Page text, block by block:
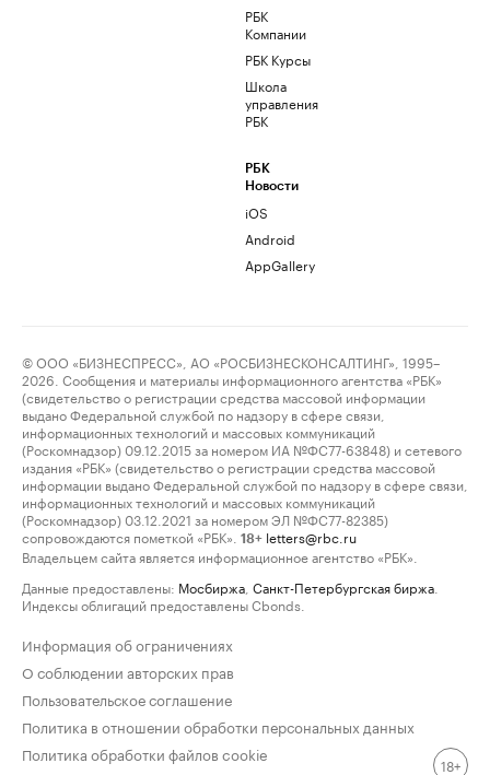
РБК
Компании
РБК Курсы
Школа
управления
РБК
РБК
Новости
iOS
Android
AppGallery
© ООО «БИЗНЕСПРЕСС», АО «РОСБИЗНЕСКОНСАЛТИНГ», 1995–
2026. Сообщения и материалы информационного агентства «РБК»
(свидетельство о регистрации средства массовой информации
выдано Федеральной службой по надзору в сфере связи,
информационных технологий и массовых коммуникаций
(Роскомнадзор) 09.12.2015 за номером ИА №ФС77-63848) и сетевого
издания «РБК» (свидетельство о регистрации средства массовой
информации выдано Федеральной службой по надзору в сфере связи,
информационных технологий и массовых коммуникаций
(Роскомнадзор) 03.12.2021 за номером ЭЛ №ФС77-82385)
сопровождаются пометкой «РБК».
18+ letters@rbc.ru
Владельцем сайта является информационное агентство «РБК».
Данные предоставлены: Мосбиржа Санкт-Петербургская биржа
Индексы облигаций предоставлены Cbonds.
Информация об ограничениях
О соблюдении авторских прав
Пользовательское соглашение
Политика в отношении обработки персональных данных
Политика обработки файлов cookie
18+